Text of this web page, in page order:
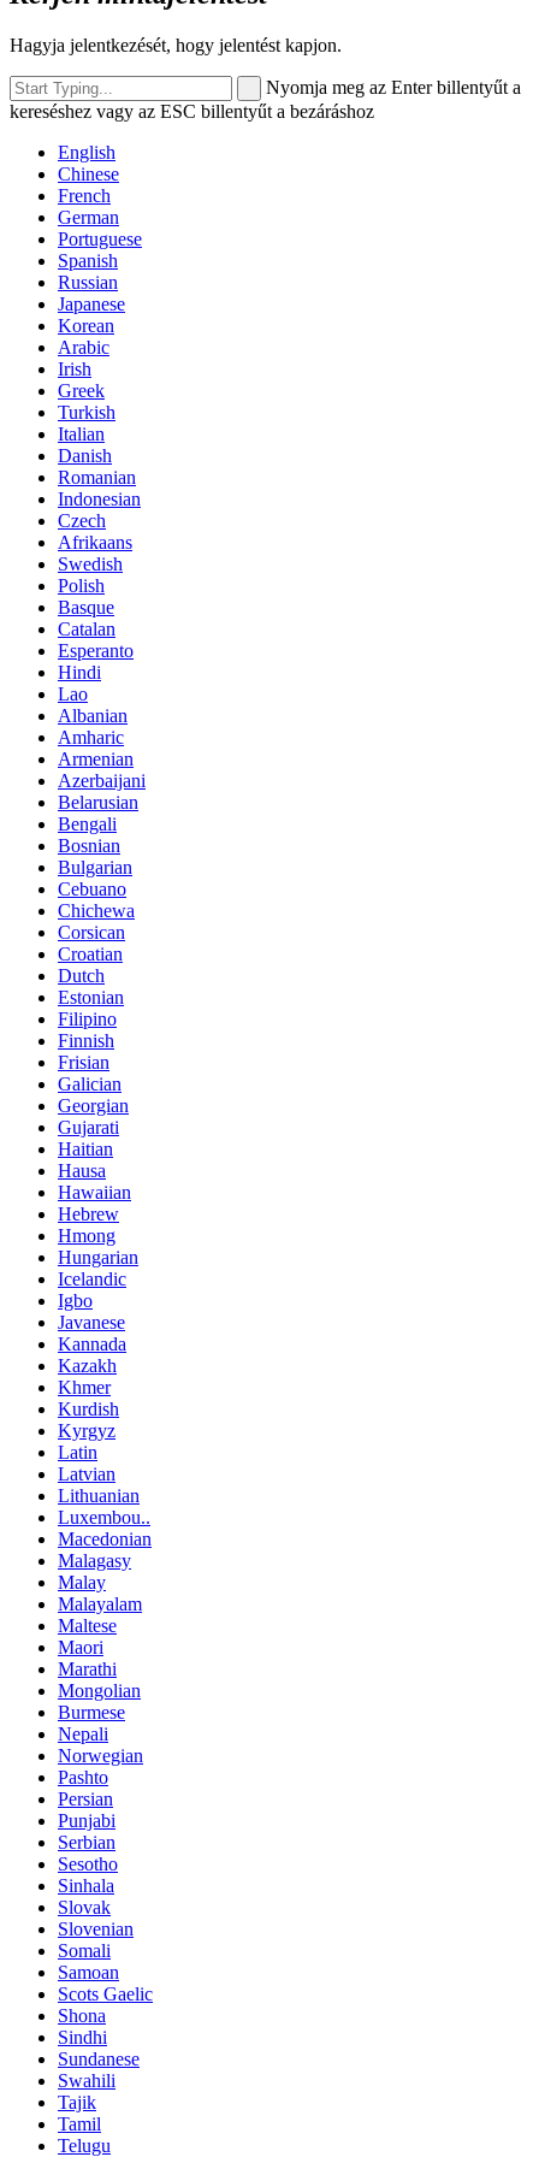
Hagyja jelentkezését, hogy jelentést kapjon.
Nyomja meg az Enter billentyűt a
kereséshez vagy az ESC billentyűt a bezáráshoz
English
Chinese
French
German
Portuguese
Spanish
Russian
Japanese
Korean
Arabic
Irish
Greek
Turkish
Italian
Danish
Romanian
Indonesian
Czech
Afrikaans
Swedish
Polish
Basque
Catalan
Esperanto
Hindi
Lao
Albanian
Amharic
Armenian
Azerbaijani
Belarusian
Bengali
Bosnian
Bulgarian
Cebuano
Chichewa
Corsican
Croatian
Dutch
Estonian
Filipino
Finnish
Frisian
Galician
Georgian
Gujarati
Haitian
Hausa
Hawaiian
Hebrew
Hmong
Hungarian
Icelandic
Igbo
Javanese
Kannada
Kazakh
Khmer
Kurdish
Kyrgyz
Latin
Latvian
Lithuanian
Luxembou..
Macedonian
Malagasy
Malay
Malayalam
Maltese
Maori
Marathi
Mongolian
Burmese
Nepali
Norwegian
Pashto
Persian
Punjabi
Serbian
Sesotho
Sinhala
Slovak
Slovenian
Somali
Samoan
Scots Gaelic
Shona
Sindhi
Sundanese
Swahili
Tajik
Tamil
Telugu